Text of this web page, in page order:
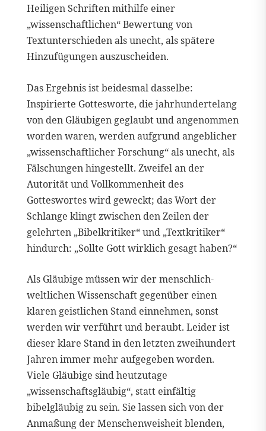
Heiligen Schriften mithilfe einer
„wissenschaftlichen“ Bewertung von
Textunterschieden als unecht, als spätere
Hinzufügungen auszuscheiden.
Das Ergebnis ist beidesmal dasselbe:
Inspirierte Gottesworte, die jahrhundertelang
von den Gläubigen geglaubt und angenommen
worden waren, werden aufgrund angeblicher
„wissenschaftlicher Forschung“ als unecht, als
Fälschungen hingestellt. Zweifel an der
Autorität und Vollkommenheit des
Gotteswortes wird geweckt; das Wort der
Schlange klingt zwischen den Zeilen der
gelehrten „Bibelkritiker“ und „Textkritiker“
hindurch: „Sollte Gott wirklich gesagt haben?“
Als Gläubige müssen wir der menschlich-
weltlichen Wissenschaft gegenüber einen
klaren geistlichen Stand einnehmen, sonst
werden wir verführt und beraubt. Leider ist
dieser klare Stand in den letzten zweihundert
Jahren immer mehr aufgegeben worden.
Viele Gläubige sind heutzutage
„wissenschaftsgläubig“, statt einfältig
bibelgläubig zu sein. Sie lassen sich von der
Anmaßung der Menschenweisheit blenden,